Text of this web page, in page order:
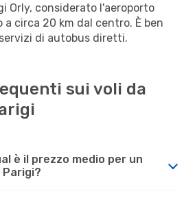
Orly, considerato l'aeroporto
circa 20 km dal centro. È ben
di autobus diretti.
sui voli da
è il prezzo medio per un
Parigi?